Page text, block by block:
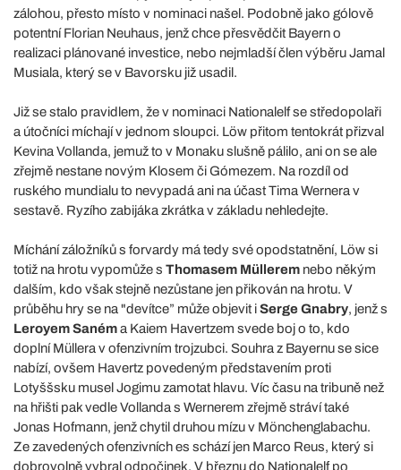
zálohou, přesto místo v nominaci našel. Podobně jako gólově
potentní Florian Neuhaus, jenž chce přesvědčit Bayern o
realizaci plánované investice, nebo nejmladší člen výběru Jamal
Musiala, který se v Bavorsku již usadil.
Již se stalo pravidlem, že v nominaci Nationalelf se středopolaři
a útočníci míchají v jednom sloupci. Löw přitom tentokrát přizval
Kevina Vollanda, jemuž to v Monaku slušně pálilo, ani on se ale
zřejmě nestane novým Klosem či Gómezem. Na rozdíl od
ruského mundialu to nevypadá ani na účast Tima Wernera v
sestavě. Ryzího zabijáka zkrátka v základu nehledejte.
Míchání záložníků s forvardy má tedy své opodstatnění, Löw si
totiž na hrotu vypomůže s Thomasem Müllerem nebo někým
dalším, kdo však stejně nezůstane jen přikován na hrotu. V
průběhu hry se na "devítce” může objevit iSerge Gnabry, jenž s
Leroyem Sanéma Kaiem Havertzem svede boj o to, kdo
doplní Müllera v ofenzivním trojzubci. Souhra z Bayernu se sice
nabízí, ovšem Havertz povedeným představením proti
Lotyššsku musel Jogimu zamotat hlavu. Víc času na tribuně než
na hřišti pak vedle Vollanda s Wernerem zřejmě stráví také
Jonas Hofmann, jenž chytil druhou mízu v Mönchenglabachu.
Ze zavedených ofenzivních es schází jen Marco Reus, který si
dobrovolně vybral odpočinek. V březnu do Nationalelf po